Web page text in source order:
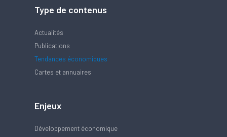
Type de contenus
Actualités
Publications
Tendances économiques
Cartes et annuaires
Enjeux
Développement économique